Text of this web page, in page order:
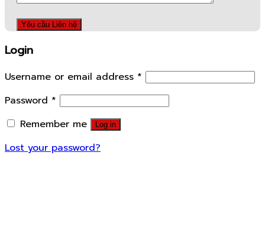
Login
Username or email address *
Password *
Remember me
Log in
Lost your password?